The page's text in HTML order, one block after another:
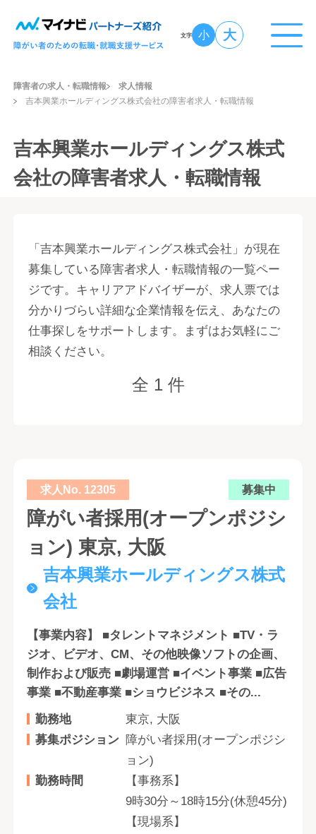
文字 小 大
障害者の求人・転職情報
求人情報
吉本興業ホールディングス株式会社の障害者求人・転職情報
吉本興業ホールディングス株式
会社の障害者求人・転職情報
「吉本興業ホールディングス株式会社」が現在
募集している障害者求人・転職情報の一覧ペー
ジです。キャリアアドバイザーが、求人票では
分かりづらい詳細な企業情報を伝え、あなたの
仕事探しをサポートします。まずはお気軽にご
相談ください。
全 1 件
求人No. 12305 募集中
障がい者採用(オープンポジシ
ョン) 東京, 大阪
吉本興業ホールディングス株式
会社
【事業内容】 ■タレントマネジメント ■TV・ラ
ジオ、ビデオ、CM、その他映像ソフトの企画、
制作および販売 ■劇場運営 ■イベント事業 ■広告
事業 ■不動産事業 ■ショウビジネス ■その...
勤務地
東京, 大阪
募集ポジション 障がい者採用(オープンポジシ
ョン)
勤務時間
【事務系】
9時30分～18時15分(休憩45分)
【現場系】